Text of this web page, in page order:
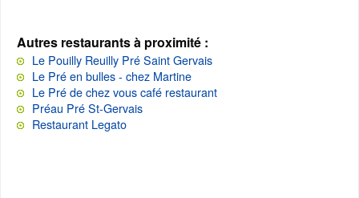
Autres restaurants à proximité :
Le Pouilly Reuilly Pré Saint Gervais
Le Pré en bulles - chez Martine
Le Pré de chez vous café restaurant
Préau Pré St-Gervais
Restaurant Legato